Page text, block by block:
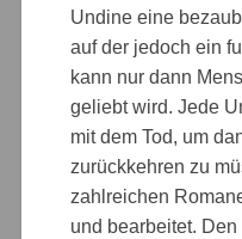
Undine eine
auf der jedoch ein
kann nur dann
geliebt wird. Jede
mit dem Tod, um
zurückkehren zu
zahlreichen
und bearbeitet.